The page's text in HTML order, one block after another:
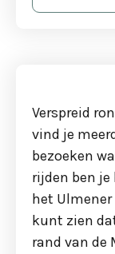
Verspreid
vind je
bezoeken
rijden ben je
het Ulmener
kunt zien
rand van de